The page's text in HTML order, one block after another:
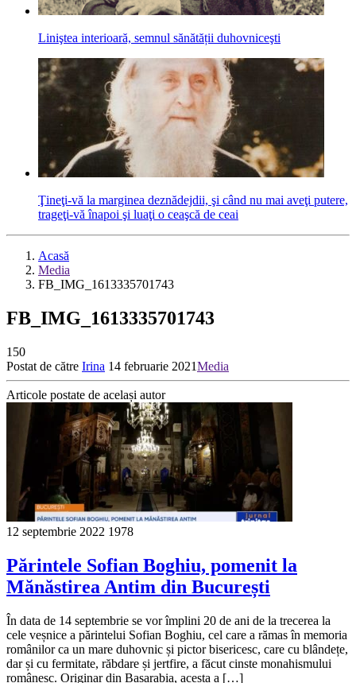
Liniştea interioară, semnul sănătății duhovniceşti
Ţineţi-vă la marginea deznădejdii, şi când nu mai aveţi putere,
trageţi-vă înapoi şi luaţi o ceaşcă de ceai
Acasă
Media
FB_IMG_1613335701743
FB_IMG_1613335701743
150
Postat de către Irina 14 februarie 2021Media
Articole postate de același autor
12 septembrie 2022 1978
Părintele Sofian Boghiu, pomenit la
Mănăstirea Antim din București
În data de 14 septembrie se vor împlini 20 de ani de la trecerea la
cele veșnice a părintelui Sofian Boghiu, cel care a rămas în memoria
românilor ca un mare duhovnic și pictor bisericesc, care cu blândețe,
dar și cu fermitate, răbdare și jertfire, a făcut cinste monahismului
românesc. Originar din Basarabia, acesta a […]